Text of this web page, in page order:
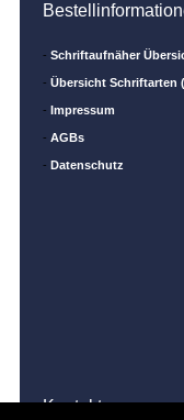
- Schriftaufnäher
- Übersicht Schriftarten
- Impressum
- AGBs
- Datenschutz
Kontakt